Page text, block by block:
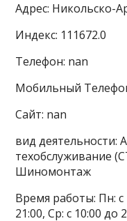
Адрес: Никольско-
Индекс: 111672.0
Телефон: nan
Мобильный
Сайт: nan
вид деятельности:
техобслуживание
Шиномонтаж
Время работы: Пн: с
21:00, Ср: с 10:00 до